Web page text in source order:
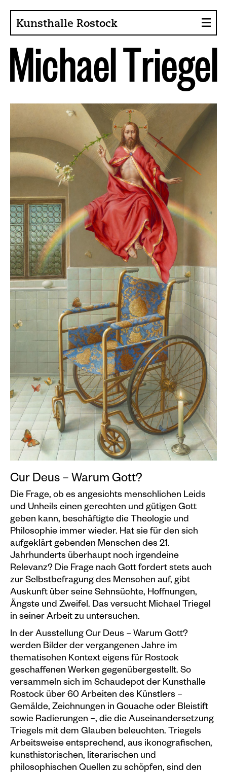
Kunsthalle Rostock
Über die Kunsthalle
Sammlung
Ansprechpartner
Förderer, Projekte
Presse
Café im Gräsergarten
News
Veranstaltungskalender
Information
Besuch
Programm & Führungen
Kunstvermittlung &
Museumspädagogik
Ausstellungen
Aktuell
Vorschau
Archiv
Shop
Kataloge
Plakate
Sondereditionen
Editionen
Merchandise
Michael Triegel
Cur Deus – Warum Gott?
Die Frage, ob es angesichts menschlichen Leids
und Unheils einen gerechten und gütigen Gott
geben kann, beschäftigte die Theologie und
Philosophie immer wieder. Hat sie für den sich
aufgeklärt gebenden Menschen des 21.
Jahrhunderts überhaupt noch irgendeine
Relevanz? Die Frage nach Gott fordert stets auch
zur Selbstbefragung des Menschen auf, gibt
Auskunft über seine Sehnsüchte, Hoffnungen,
Ängste und Zweifel. Das versucht Michael Triegel
in seiner Arbeit zu untersuchen.
In der Ausstellung Cur Deus – Warum Gott?
werden Bilder der vergangenen Jahre im
thematischen Kontext eigens für Rostock
geschaffenen Werken gegenübergestellt. So
versammeln sich im Schaudepot der Kunsthalle
Rostock über 60 Arbeiten des Künstlers –
Gemälde, Zeichnungen in Gouache oder Bleistift
sowie Radierungen –, die die Auseinandersetzung
Triegels mit dem Glauben beleuchten. Triegels
Arbeitsweise entsprechend, aus ikonografischen,
kunsthistorischen, literarischen und
philosophischen Quellen zu schöpfen, sind den